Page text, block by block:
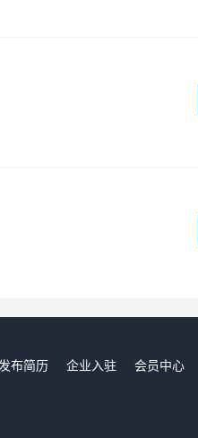
布简历 企业入驻 会员中心